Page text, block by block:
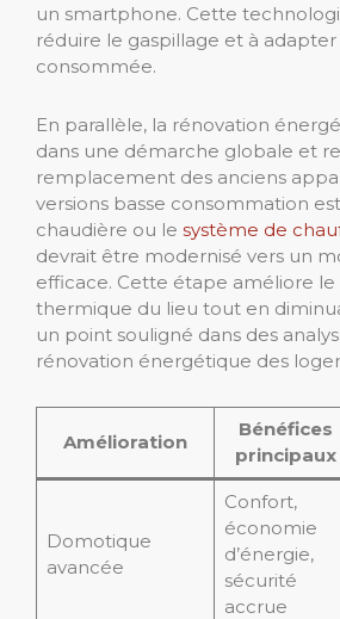
un smartphone. Cette
réduire le gaspillage et à adapter
consommée.
En parallèle, la rénovation
dans une démarche globale et
remplacement des anciens
versions basse consommation
chaudière ou le système de
devrait être modernisé vers un
efficace. Cette étape améliore
thermique du lieu tout en
un point souligné dans des
rénovation énergétique des
Amélioration
Bénéfices
principaux
Domotique
avancée
Confort,
économie
d’énergie,
sécurité
accrue